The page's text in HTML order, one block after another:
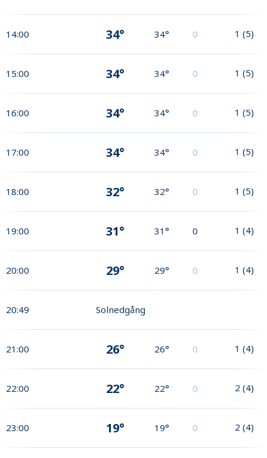
14:00 34° 34° 0 1 (5)
15:00 34° 34° 0 1 (5)
16:00 34° 34° 0 1 (5)
17:00 34° 34° 0 1 (5)
18:00 32° 32° 0 1 (5)
19:00 31° 31° 0 1 (4)
20:00 29° 29° 0 1 (4)
20:49 Solnedgång
21:00 26° 26° 0 1 (4)
22:00 22° 22° 0 2 (4)
23:00 19° 19° 0 2 (4)